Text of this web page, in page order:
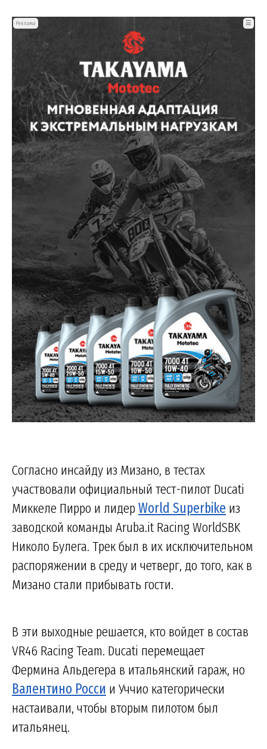
Реклама ☰
Согласно инсайду из Мизано, в тестах
участвовали официальный тест-пилот Ducati
Миккеле Пирро и лидер World Superbike из
заводской команды Aruba.it Racing WorldSBK
Николо Булега. Трек был в их исключительном
распоряжении в среду и четверг, до того, как в
Мизано стали прибывать гости.
В эти выходные решается, кто войдет в состав
VR46 Racing Team. Ducati перемещает
Фермина Альдегера в итальянский гараж, но
Валентино Росси и Уччио категорически
настаивали, чтобы вторым пилотом был
итальянец.